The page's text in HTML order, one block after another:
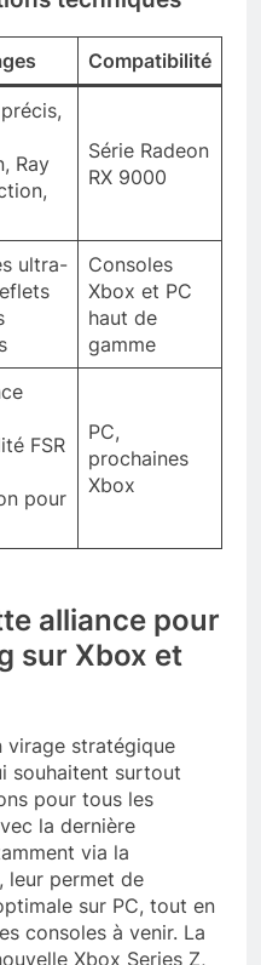
Compatibilité
Ray
Série Radeon
RX 9000
ultra-
Consoles
Xbox et PC
haut de
gamme
FSR
pour
PC,
prochaines
Xbox
alliance pour
sur Xbox et
virage stratégique
souhaitent surtout
pour tous les
la dernière
via la
leur permet de
sur PC, tout en
consoles à venir. La
Xbox Series Z,